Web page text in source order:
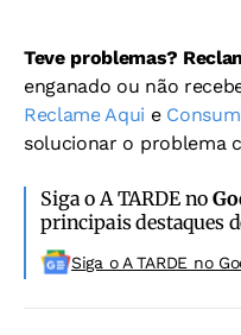
Teve problemas?
enganado ou não
Reclame Aqui e
solucionar o problema
Siga o A TARDE no
principais destaques
Siga o A TARDE no